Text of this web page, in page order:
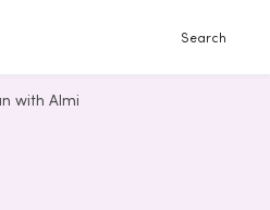
Search
with Almi